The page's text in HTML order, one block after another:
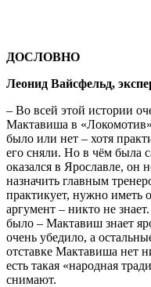
ДОСЛОВНО
Леонид Вайсфельд,
– Во всей этой истории
Мактавиша в
было или нет – хотя
его сняли. Но в чём была
оказался в Ярославле, он
назначить главным
практикует, нужно иметь
аргумент – никто не
было – Мактавиш знает
очень убедило, а
отставке Мактавиша нет
есть такая «народная
снимают.